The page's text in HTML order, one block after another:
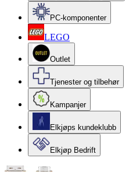
PC-komponenter
LEGO
Outlet
Tjenester og tilbehør
Kampanjer
Elkjøps kundeklubb
Elkjøp Bedrift